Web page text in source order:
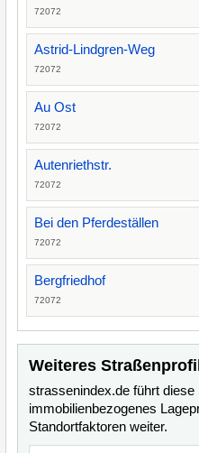
72072
Astrid-Lindgren-Weg
72072
Au Ost
72072
Autenriethstr.
72072
Bei den Pferdeställen
72072
Bergfriedhof
72072
Weiteres
strassenindex.de führt
immobilienbezogenes
Standortfaktoren weiter.